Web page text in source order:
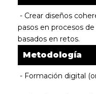
- Crear diseños
pasos en procesos
basados en retos.
Metodología
- Formación digital